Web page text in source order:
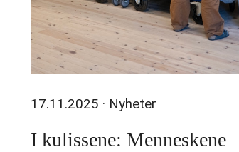
17.11.2025 · Nyheter
I kulissene: Menneskene